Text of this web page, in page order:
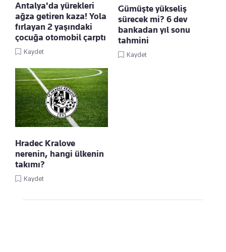
Antalya'da yürekleri
ağza getiren kaza! Yola
fırlayan 2 yaşındaki
çocuğa otomobil çarptı
Kaydet
Gümüşte yükseliş
sürecek mi? 6 dev
bankadan yıl sonu
tahmini
Kaydet
Hradec Kralove
nerenin, hangi ülkenin
takımı?
Kaydet